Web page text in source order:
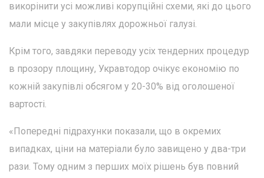
викорінити усі можливі корупційні схеми, які до цього
мали місце у закупівлях дорожньої галузі.
Крім того, завдяки переводу усіх тендерних процедур
в прозору площину, Укравтодор очікує економію по
кожній закупівлі обсягом у 20-30% від оголошеної
вартості.
«Попередні підрахунки показали, що в окремих
випадках, ціни на матеріали було завищено у два-три
рази. Тому одним з перших моїх рішень був повний